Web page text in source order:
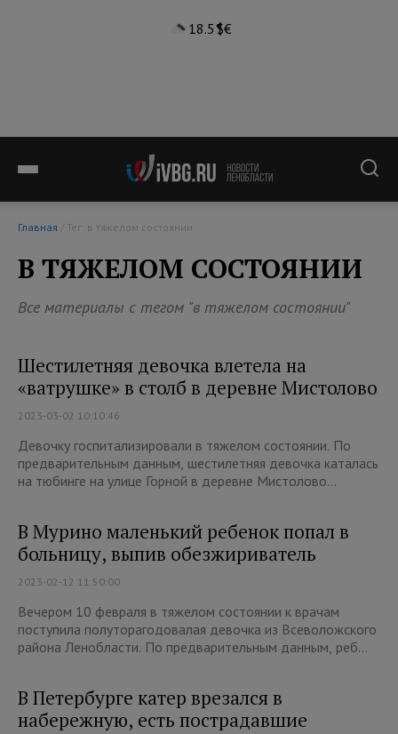
18.5°$€
Главная / Тег: в тяжелом состоянии
В ТЯЖЕЛОМ СОСТОЯНИИ
Все материалы с тегом "в тяжелом состоянии"
Шестилетняя девочка влетела на
«ватрушке» в столб в деревне Мистолово
2023-03-02 10:10:46
Девочку госпитализировали в тяжелом состоянии. По
предварительным данным, шестилетняя девочка каталась
на тюбинге на улице Горной в деревне Мистолово...
В Мурино маленький ребенок попал в
больницу, выпив обезжириватель
2023-02-12 11:50:00
Вечером 10 февраля в тяжелом состоянии к врачам
поступила полуторагодовалая девочка из Всеволожского
района Ленобласти. По предварительным данным, реб...
В Петербурге катер врезался в
набережную, есть пострадавшие